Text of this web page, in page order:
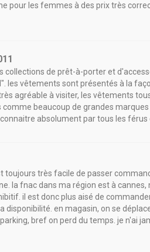
pour les femmes à des prix très
collections de prêt-à-porter et
les vêtements sont présentés à la
agréable à visiter, les vêtements
beaucoup de grandes
absolument par tous les férus
toujours très facile de passer
la fnac dans ma région est à cannes,
il est donc plus aisé de
disponibilité. en magasin, on se
bref on perd du temps. je n'ai